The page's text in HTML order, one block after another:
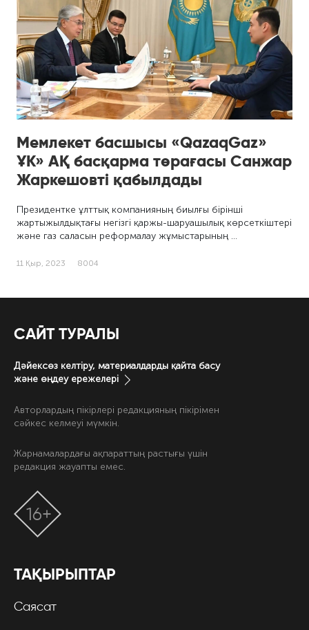
Мемлекет басшысы «QazaqGaz»
ҰК» АҚ басқарма төрағасы Санжар
Жаркешовті қабылдады
Президентке ұлттық компанияның биылғы бірінші
жартыжылдықтағы негізгі қаржы-шаруашылық көрсеткіштері
және газ саласын реформалау жұмыстарының …
11 Қыр, 2023 8004
САЙТ ТУРАЛЫ
Дәйексөз келтіру, материалдарды қайта басу
және өңдеу ережелері
Авторлардың пікірлері редакцияның пікірімен
сәйкес келмеуі мүмкін.
Жарнамалардағы ақпараттың растығы үшін
редакция жауапты емес.
ТАҚЫРЫПТАР
Саясат
16+